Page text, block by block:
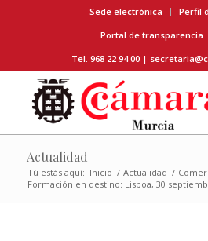
Sede electrónica
Perfil
Portal de transparencia
Tel. 968 22 94 00 |
Actualidad
Tú estás aquí: Inicio / Actualidad /
Formación en destino: Lisboa, 30